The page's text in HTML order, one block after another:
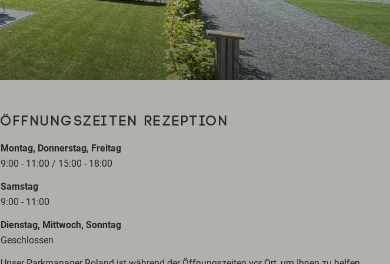
ÖFFNUNGSZEITEN REZEPTION
Montag, Donnerstag, Freitag
9:00 - 11:00 / 15:00 - 18:00
Samstag
9:00 - 11:00
Dienstag, Mittwoch, Sonntag
Geschlossen